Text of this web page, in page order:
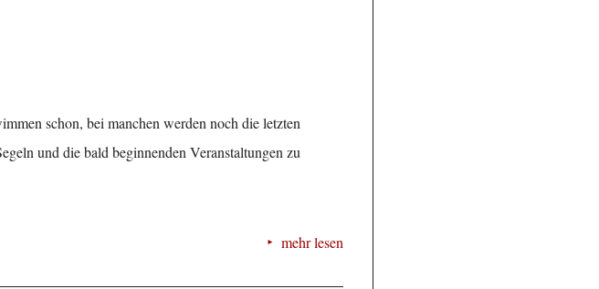
schon, bei manchen werden noch die letzten
und die bald beginnenden Veranstaltungen zu
mehr lesen